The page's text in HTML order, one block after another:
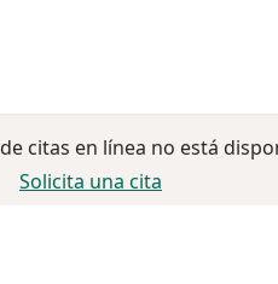
citas en línea no está
Solicita una cita